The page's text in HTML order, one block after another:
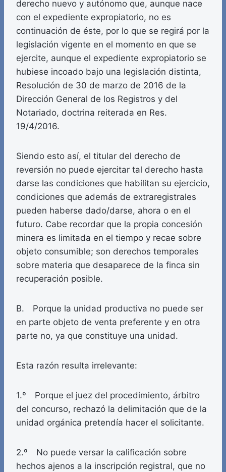
derecho nuevo y autónomo que, aunque nace
con el expediente expropiatorio, no es
continuación de éste, por lo que se regirá por la
legislación vigente en el momento en que se
ejercite, aunque el expediente expropiatorio se
hubiese incoado bajo una legislación distinta,
Resolución de 30 de marzo de 2016 de la
Dirección General de los Registros y del
Notariado, doctrina reiterada en Res.
19/4/2016.
Siendo esto así, el titular del derecho de
reversión no puede ejercitar tal derecho hasta
darse las condiciones que habilitan su ejercicio,
condiciones que además de extraregistrales
pueden haberse dado/darse, ahora o en el
futuro. Cabe recordar que la propia concesión
minera es limitada en el tiempo y recae sobre
objeto consumible; son derechos temporales
sobre materia que desaparece de la finca sin
recuperación posible.
B. Porque la unidad productiva no puede ser
en parte objeto de venta preferente y en otra
parte no, ya que constituye una unidad.
Esta razón resulta irrelevante:
1.º Porque el juez del procedimiento, árbitro
del concurso, rechazó la delimitación que de la
unidad orgánica pretendía hacer el solicitante.
2.º No puede versar la calificación sobre
hechos ajenos a la inscripción registral, que no